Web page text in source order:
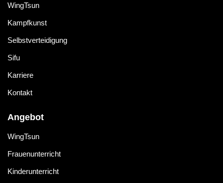
WingTsun
Kampfkunst
Selbstverteidigung
Sifu
Karriere
Kontakt
Angebot
WingTsun
Frauenunterricht
Kinderunterricht